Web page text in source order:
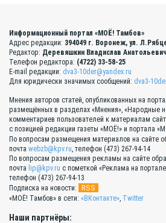
Информационный портал «МОЁ! Тамбов»
Адрес редакции: 394049 г. Воронеж, ул.
Редактор: Деревяшкин Владислав Анатольевич
Телефон редактора: (4722) 33-58-25
E-mail редакции: dva3-10der@yandex.ru
Для юридически значимых сообщений: dva3-
Мнения авторов статей, опубликованных на
размещённых в разделах «Мнения», «Народные
комментариев пользователей к материалам
с позицией редакции газеты «МОЁ!» и портала
По вопросам размещения материалов на сайте
почта webzb@kpv.ru, телефон (473) 267-94-14
По вопросам размещения рекламы на сайте
почта lip@kpv.ru с пометкой «Реклама на
телефон (473) 267-94-13
Подписка на новости:
RSS
«МОЁ! Тамбов» в сети: «ВКонтакте», Twitter
Наши партнёры: